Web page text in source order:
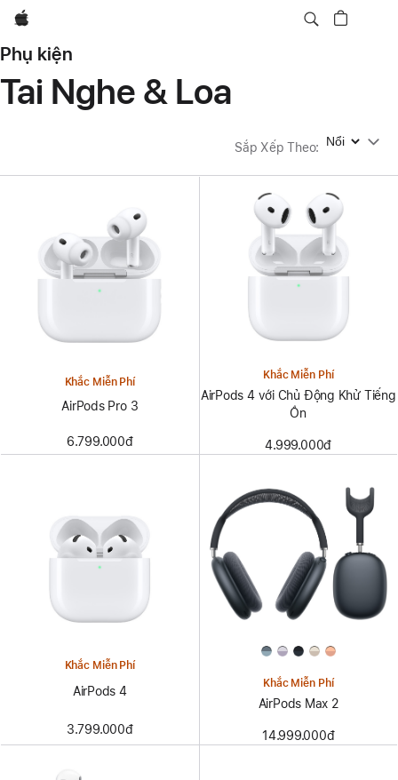
Apple
Phụ kiện
Tai Nghe & Loa
Sắp Xếp Theo: Sắp Xếp Theo
Khắc Miễn Phí
AirPods Pro 3
6.799.000đ
Khắc Miễn Phí
AirPods 4 với Chủ Động Khử Tiếng
Ồn
4.999.000đ
Khắc Miễn Phí
AirPods 4
3.799.000đ
Khắc Miễn Phí
AirPods Max 2
14.999.000đ